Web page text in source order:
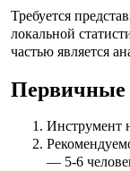
Требуется
локальной
частью является
Первичные
Инструмент
— 5-6